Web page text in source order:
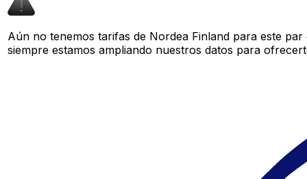
Aún no tenemos tarifas de Nordea Finland para este
siempre estamos ampliando nuestros datos para